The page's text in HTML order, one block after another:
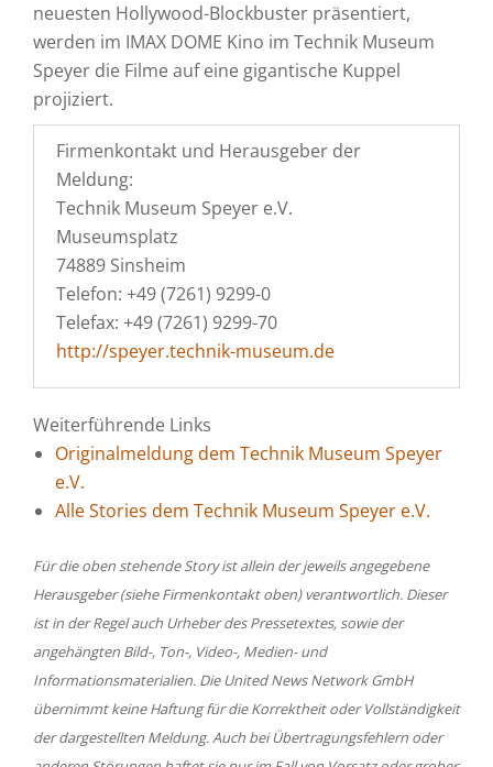
neuesten Hollywood-Blockbuster präsentiert,
werden im IMAX DOME Kino im Technik Museum
Speyer die Filme auf eine gigantische Kuppel
projiziert.
Firmenkontakt und Herausgeber der
Meldung:
Technik Museum Speyer e.V.
Museumsplatz
74889 Sinsheim
Telefon: +49 (7261) 9299-0
Telefax: +49 (7261) 9299-70
http://speyer.technik-museum.de
Weiterführende Links
Originalmeldung dem Technik Museum Speyer
e.V.
Alle Stories dem Technik Museum Speyer e.V.
Für die oben stehende Story ist allein der jeweils angegebene
Herausgeber (siehe Firmenkontakt oben) verantwortlich. Dieser
ist in der Regel auch Urheber des Pressetextes, sowie der
angehängten Bild-, Ton-, Video-, Medien- und
Informationsmaterialien. Die United News Network GmbH
übernimmt keine Haftung für die Korrektheit oder Vollständigkeit
der dargestellten Meldung. Auch bei Übertragungsfehlern oder